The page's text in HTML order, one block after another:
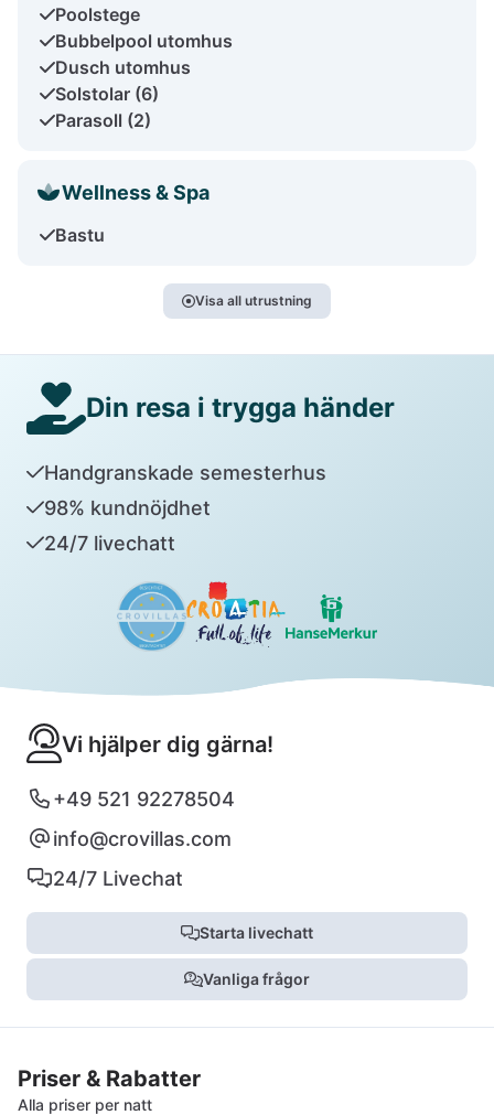
Poolstege
Bubbelpool utomhus
Dusch utomhus
Solstolar (6)
Parasoll (2)
Wellness & Spa
Bastu
Visa all utrustning
Din resa i trygga händer
Handgranskade semesterhus
98% kundnöjdhet
24/7 livechatt
Vi hjälper dig gärna!
+49 521 92278504
info@crovillas.com
24/7 Livechat
Starta livechatt
Vanliga frågor
Priser & Rabatter
Alla priser per natt